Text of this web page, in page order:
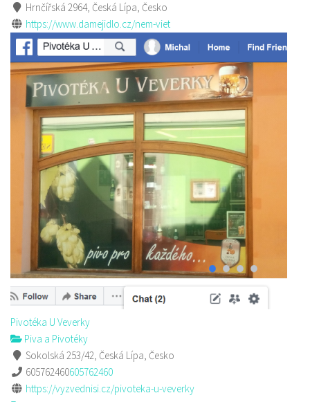
Hrnčířská 2964, Česká Lípa, Česko
https://www.damejidlo.cz/nem-viet
Pivotéka U Veverky
Piva a Pivotéky
Sokolská 253/42, Česká Lípa, Česko
605762460605762460
https://vyzvednisi.cz/pivoteka-u-veverky